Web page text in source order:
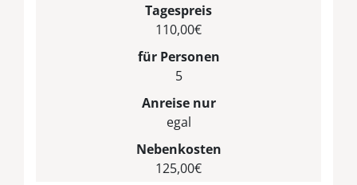
Tagespreis
110,00€
für Personen
5
Anreise nur
egal
Nebenkosten
125,00€